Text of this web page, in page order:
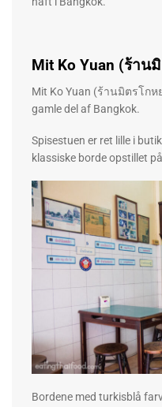
Mit Ko Yuan (ร้าน
Mit Ko Yuan (ร้านมิตรโกห
gamle del af Bangkok.
Spisestuen er ret lille i
klassiske borde opstillet
Bordene med turkisblå